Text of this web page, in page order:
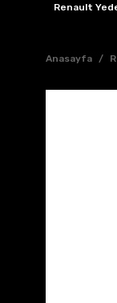
Renault
Anasayfa